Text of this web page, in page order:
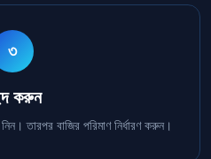
৩
করুন
তারপর বাজির পরিমাণ নির্ধারণ করুন।